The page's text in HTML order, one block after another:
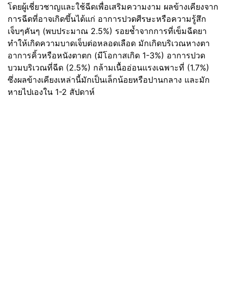
โดยผู้เชี่ยวชาญและใช้ฉีดเพื่อเสริมความงาม ผลข้างเคียงจาก
การฉีดที่อาจเกิดขึ้นได้แก่ อาการปวดศีรษะหรือความรู้สึก
เจ็บๆคันๆ (พบประมาณ 2.5%) รอยช้ำจากการที่เข็มฉีดยา
ทำให้เกิดความบาดเจ็บต่อหลอดเลือด มักเกิดบริเวณหางตา
อาการคิ้วหรือหนังตาตก (มีโอกาสเกิด 1-3%) อาการปวด
บวมบริเวณที่ฉีด (2.5%) กล้ามเนื้ออ่อนแรงเฉพาะที่ (1.7%)
ซึ่งผลข้างเคียงเหล่านี้มักเป็นเล็กน้อยหรือปานกลาง และมัก
หายไปเองใน 1-2 สัปดาห์